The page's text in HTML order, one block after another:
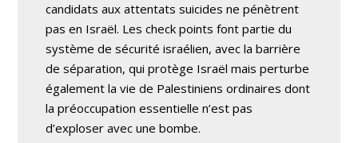
candidats aux attentats suicides ne pénètrent
pas en Israël. Les check points font partie du
système de sécurité israélien, avec la barrière
de séparation, qui protège Israël mais perturbe
également la vie de Palestiniens ordinaires dont
la préoccupation essentielle n’est pas
d’exploser avec une bombe.